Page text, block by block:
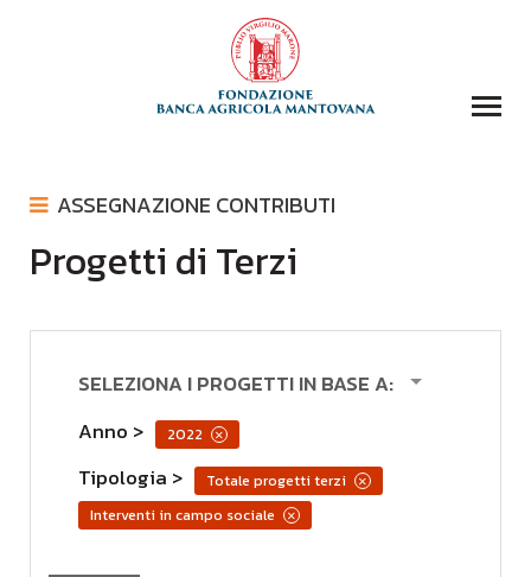
BIBLIOTECA
FONDAZIONE
DOMANDA CONTRIBUTI
COMUNICAZIONE
CERCA
ASSEGNAZIONE CONTRIBUTI
ASSEGNAZIONE CONTRIBUTI
COMUNICATI STAMPA
Progetti di Terzi
SELEZIONA I PROGETTI IN BASE A:
Anno
2022 ×
Tipologia totale progetti terzi ×
interventi in campo sociale ×